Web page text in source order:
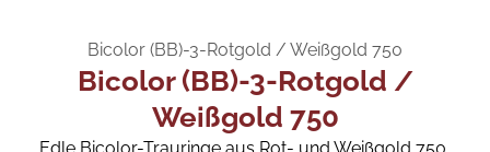
Bicolor (BB)-3-Rotgold / Weißgold 750
Bicolor (BB)-3-Rotgold /
Weißgold 750
Edle Bicolor-Trauringe aus Rot- und Weißgold 750,